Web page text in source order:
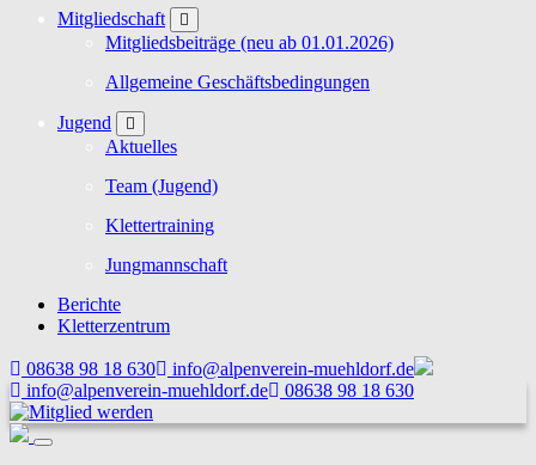
Mitgliedschaft
Mitgliedsbeiträge (neu ab 01.01.2026)
Allgemeine Geschäftsbedingungen
Jugend
Aktuelles
Team (Jugend)
Klettertraining
Jungmannschaft
Berichte
Kletterzentrum
08638 98 18 630
info@alpenverein-muehldorf.de
info@alpenverein-muehldorf.de
08638 98 18 630